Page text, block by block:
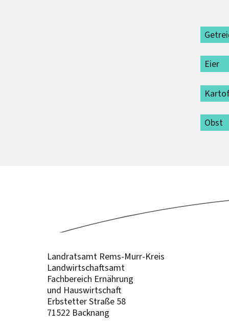
Eier
Obst
Landratsamt Rems-Murr-Kreis
Landwirtschaftsamt
Fachbereich Ernährung
und Hauswirtschaft
Erbstetter Straße 58
71522 Backnang